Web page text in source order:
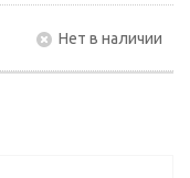
Нет в наличии